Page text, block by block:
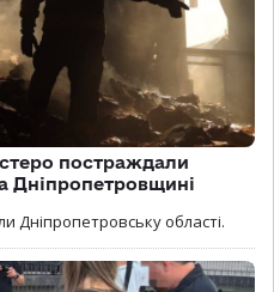
постраждали
Дніпропетровщині
Дніпропетровську області.